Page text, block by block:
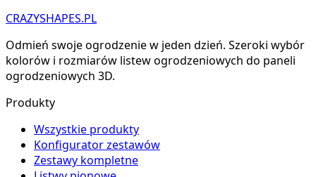
CRAZYSHAPES.PL
Odmień swoje ogrodzenie w jeden dzień. Szeroki wybór
kolorów i rozmiarów listew ogrodzeniowych do paneli
ogrodzeniowych 3D.
Produkty
Wszystkie produkty
Konfigurator zestawów
Zestawy kompletne